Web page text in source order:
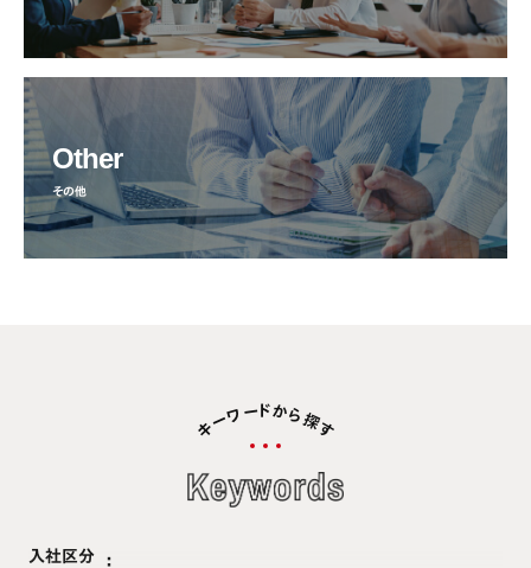
Other
その他
キーワ ー ドから探す
入社区分